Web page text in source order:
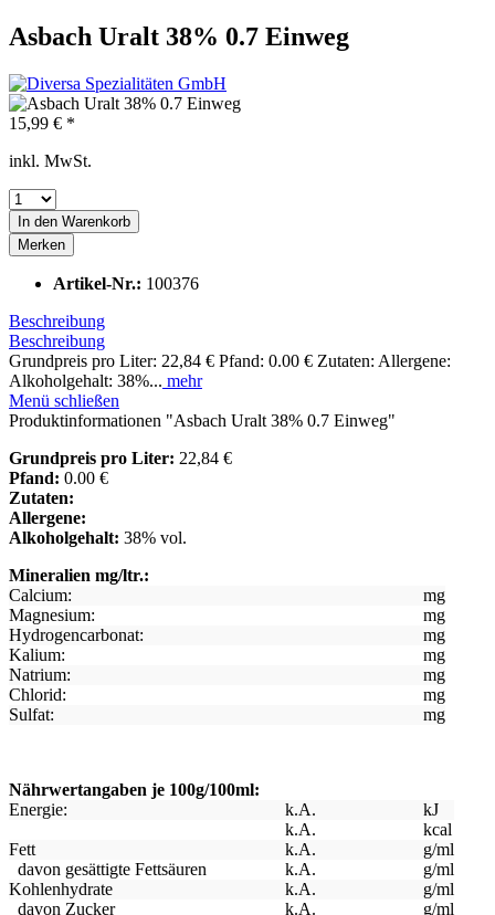
Asbach Uralt 38% 0.7 Einweg
15,99 € *
inkl. MwSt.
In den Warenkorb
Merken
Artikel-Nr.: 100376
Beschreibung
Beschreibung
Grundpreis pro Liter: 22,84 € Pfand: 0.00 € Zutaten: Allergene:
Alkoholgehalt: 38%... mehr
Menü schließen
Produktinformationen "Asbach Uralt 38% 0.7 Einweg"
Grundpreis pro Liter: 22,84 €
Pfand: 0.00 €
Zutaten:
Allergene:
Alkoholgehalt: 38% vol.
Mineralien mg/ltr.:
Calcium:
mg
Magnesium:
mg
Hydrogencarbonat:
mg
Kalium:
mg
Natrium:
mg
Chlorid:
mg
Sulfat:
mg
Nährwertangaben je 100g/100ml:
Energie:
k.A.
kJ
k.A.
kcal
Fett
k.A.
g/ml
davon gesättigte Fettsäuren
k.A.
g/ml
Kohlenhydrate
k.A.
g/ml
davon Zucker
k.A. g/ml